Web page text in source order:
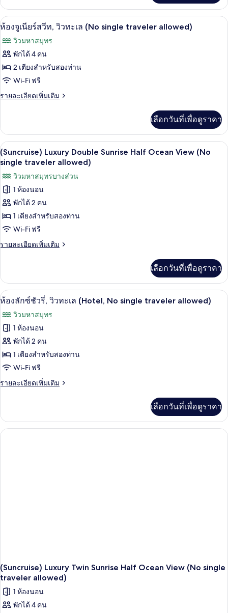
Ocean
View
(No
single
traveler
allowed)
เกี่ยว
กับ
(Suncruise)
Condo
Junior
Suite
Sunrise
Half
View
allowed)
เปิด
ภาพถ่าย
ทั้งหมด
ของ
ห้อง
จู
สวีท,
วิว
ทะเล
(No
single
traveler
allowed)
2
ห้องจูเนียร์สวีท, วิวทะเล (No single traveler allowed)
วิวมหาสมุทร
พักได้ 4 คน
2 เตียงสำหรับสองท่าน
Wi-Fi ฟรี
รายละเอียดเพิ่มเติม
ราย
เกี่ยว
กับ
ห้อง
จู
เนียร์
สวี
ท,
วิว
ทะเล
(No
traveler
allowed)
เลือกวันที่เพื่อดูราคา
เปิด
ภาพถ่าย
ทั้งหมด
ของ
(Suncruise)
Luxury
Double
Sunrise
View
(No
single
traveler
allowed)
(Suncruise) Luxury Double Sunrise
1
(Suncruise) Luxury Double Sunrise Half Ocean View (No
single traveler allowed)
วิวมหาสมุทรบางส่วน
1 ห้องนอน
พักได้ 2 คน
1 เตียงสำหรับสองท่าน
Wi-Fi ฟรี
รายละเอียดเพิ่มเติม
ราย
เกี่ยว
กับ
(Suncruise)
Double
Sunrise
Half
Ocean
View
(No
single
traveler
เลือกวันที่เพื่อดูราคา
เปิด
ภาพถ่าย
ทั้งหมด
ของ
ห้อง
ลัก
ซ์ชัว
วิว
ทะเล
1
ห้องลักซ์ชัวรี่, วิวทะเล (Hotel, No single traveler allowed)
วิวมหาสมุทร
1 ห้องนอน
พักได้ 2 คน
1 เตียงสำหรับสองท่าน
Wi-Fi ฟรี
รายละเอียดเพิ่มเติม
ราย
เกี่ยว
กับ
ห้อง
เลือกวันที่เพื่อดูราคา
(Suncruise) Luxury Twin Sunrise Half Ocean View (No single
traveler allowed)
1 ห้องนอน
พักได้ 4 คน